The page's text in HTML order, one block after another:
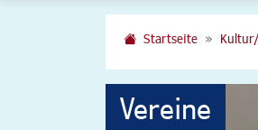
Startseite
Vereine